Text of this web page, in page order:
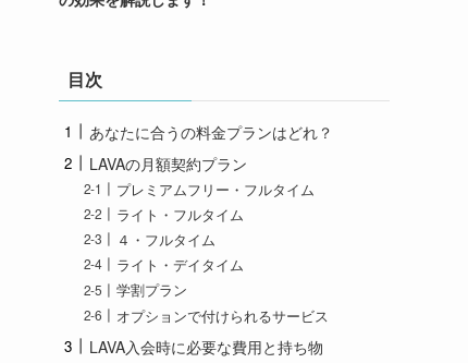
目次
あなたに合うの料金プランはどれ？
LAVAの月額契約プラン
プレミアムフリー・フルタイム
ライト・フルタイム
４・フルタイム
ライト・デイタイム
学割プラン
オプションで付けられるサービス
LAVA入会時に必要な費用と持ち物